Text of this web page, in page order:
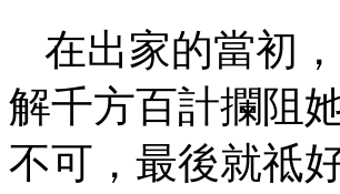
在出家的當初
解千方百計攔阻
不可，最後就祗